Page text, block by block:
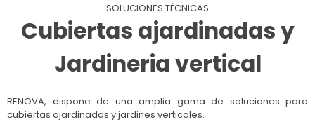
SOLUCIONES TÉCNICAS
Cubiertas ajardinadas y
Jardineria vertical
RENOVA, dispone de una amplia gama de soluciones para
cubiertas ajardinadas y jardines verticales.